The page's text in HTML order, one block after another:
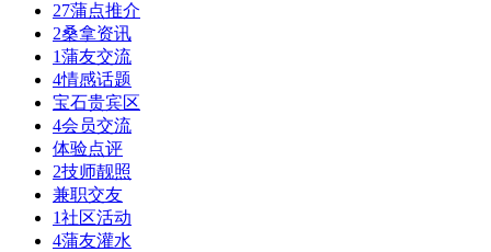
27蒲点推介
2桑拿资讯
1蒲友交流
4情感话题
宝石贵宾区
4会员交流
体验点评
2技师靓照
兼职交友
1社区活动
4蒲友灌水